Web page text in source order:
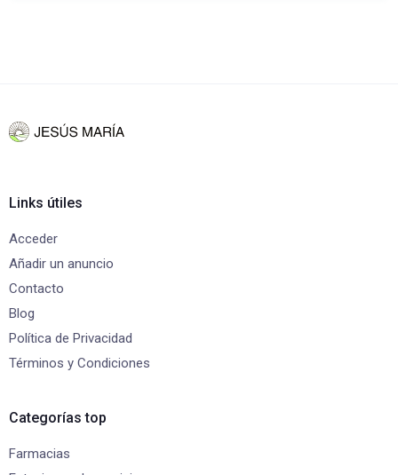
Links útiles
Acceder
Añadir un anuncio
Contacto
Blog
Política de Privacidad
Términos y Condiciones
Categorías top
Farmacias